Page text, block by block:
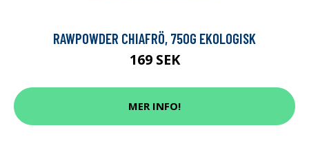
RAWPOWDER CHIAFRÖ, 750G EKOLOGISK
169 SEK
MER INFO!